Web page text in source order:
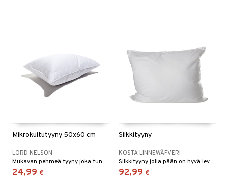
Mikrokuitutyyny 50x60 cm
LORD NELSON
Mukavan pehmeä tyyny joka tuntuu melkein untuvatyynyltä!
24,99 €
Silkkityyny
KOSTA LINNEWÄFVERI
Silkkityyny jolla pään on hyvä levätä. Päälikangas on hienointa ja sileintä puuvillapersaalia. Täyte on ylellistä Tussah-silkkiä ja polyesteriä.
92,99 €